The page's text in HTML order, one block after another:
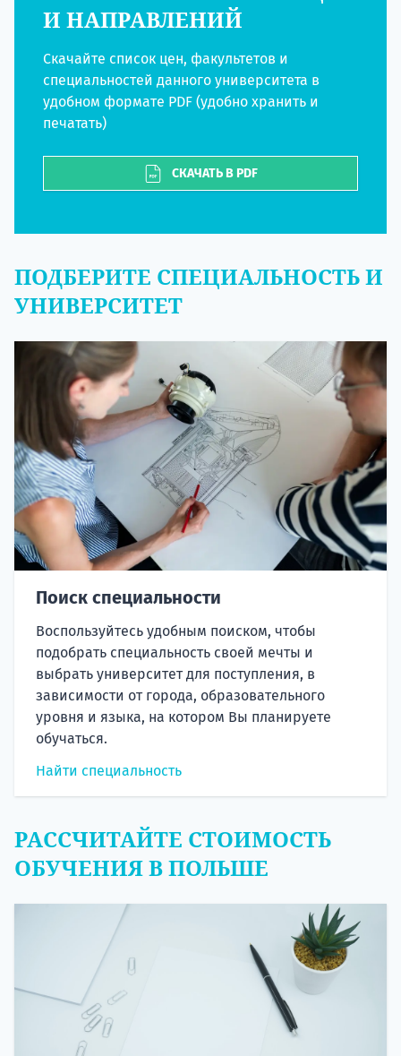
И НАПРАВЛЕНИЙ
Скачайте список цен, факультетов и
специальностей данного университета в
удобном формате PDF (удобно хранить и
печатать)
СКАЧАТЬ В PDF
ПОДБЕРИТЕ СПЕЦИАЛЬНОСТЬ И
УНИВЕРСИТЕТ
Поиск специальности
Воспользуйтесь удобным поиском, чтобы
подобрать специальность своей мечты и
выбрать университет для поступления, в
зависимости от города, образовательного
уровня и языка, на котором Вы планируете
обучаться.
Найти специальность
РАССЧИТАЙТЕ СТОИМОСТЬ
ОБУЧЕНИЯ В ПОЛЬШЕ